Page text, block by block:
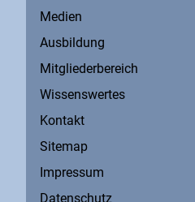
Medien
Ausbildung
Mitgliederbereich
Wissenswertes
Kontakt
Sitemap
Impressum
Datenschutz